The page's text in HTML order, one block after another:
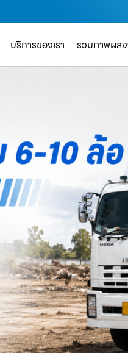
บริการของเรา รวมภาพผล